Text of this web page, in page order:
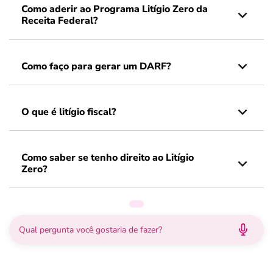
Como aderir ao Programa Litígio Zero da
Receita Federal?
Como faço para gerar um DARF?
O que é litígio fiscal?
Como saber se tenho direito ao Litígio
Zero?